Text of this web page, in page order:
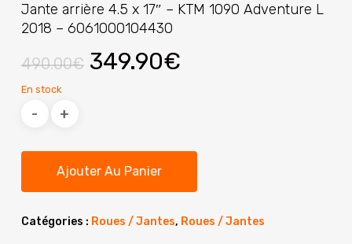
Jante arrière 4.5 x 17″ – KTM 1090 Adventure L
2018 – 6061000104430
490.00€ Le
490.00€.
349.90€Le
349.90€.
En stock
Ajouter Au Panier
Catégories : Roues / Jantes, Roues / Jantes